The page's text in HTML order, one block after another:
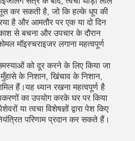
कर सकती है, जो कि हल्के धूप की
है और आमतौर पर एक या दो दिन
से बचना और उपचार के दौरान
मॉइस्चराइजर लगाना महत्वपूर्ण
को दूर करने के लिए किया जा
के निशान, खिंचाव के निशान,
हैं।यह ध्यान रखना महत्वपूर्ण है
का उपयोग करके घर पर किया
या त्वचा विशेषज्ञों द्वारा पेश किए
परिणाम प्रदान कर सकते हैं।